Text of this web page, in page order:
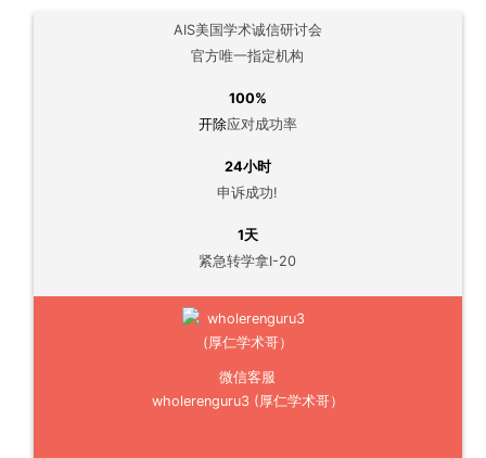
AIS美国学术诚信研讨会
官方唯一指定机构
100%
开除应对成功率
24小时
申诉成功!
1天
紧急转学拿I-20
微信客服
wholerenguru3 (厚仁学术哥）